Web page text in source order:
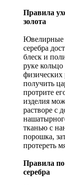
Правила
золота
Ювелирные
серебра
блеск и
руке
физических
получить
протрите
изделия
растворе с
тканью с
порошка,
протереть
Правила
серебра